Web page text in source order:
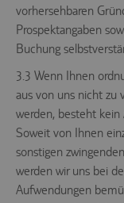
vorhersehbaren
Prospektangaben
Buchung
3.3 Wenn Ihnen
aus von uns nicht
werden, besteht kein
Soweit von Ihnen
sonstigen
werden wir uns bei
Aufwendungen